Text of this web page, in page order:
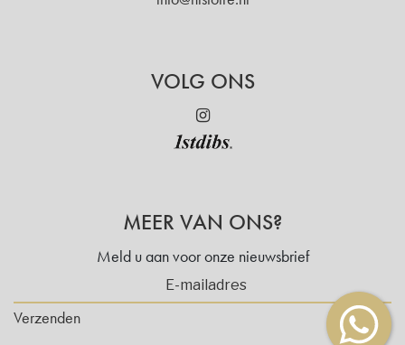
VOLG ONS
MEER VAN ONS?
Meld u aan voor onze nieuwsbrief